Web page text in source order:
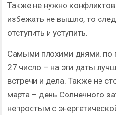
Также не нужно
избежать не вышло, то
отступить и уступить.
Самыми плохими днями, по
27 число – на эти даты
встречи и дела. Также не
марта – день Солнечного
непростым с